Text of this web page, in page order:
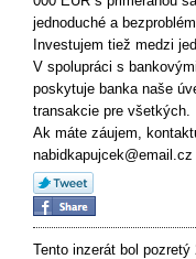
jednoduché a
Investujem tiež medzi
V spolupráci s
poskytuje banka naše
transakcie pre všetkých.
Ak máte záujem,
nabidkapujcek@email.cz
Tento inzerát bol pozretý